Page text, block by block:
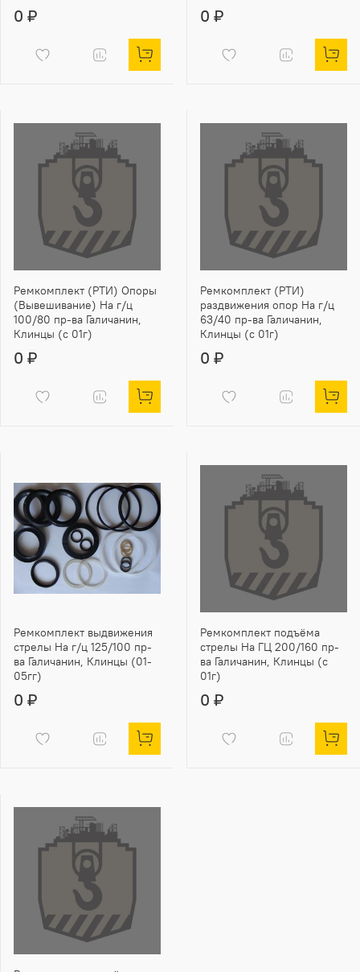
0 ₽ 0 ₽
Ремкомплект (РТИ) Опоры
(Вывешивание) На г/ц
100/80 пр-ва Галичанин,
Клинцы (с 01г)
0 ₽
Ремкомплект (РТИ)
раздвижения опор На г/ц
63/40 пр-ва Галичанин,
Клинцы (с 01г)
0 ₽
Ремкомплект выдвижения
стрелы На г/ц 125/100 пр-
ва Галичанин, Клинцы (01-
05гг)
0 ₽
Ремкомплект подъёма
стрелы На ГЦ 200/160 пр-
ва Галичанин, Клинцы (с
01г)
0 ₽